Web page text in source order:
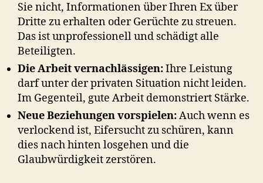
Sie nicht, Informationen über Ihren Ex über
Dritte zu erhalten oder Gerüchte zu streuen.
Das ist unprofessionell und schädigt alle
Beteiligten.
Die Arbeit vernachlässigen:Ihre Leistung
darf unter der privaten Situation nicht leiden.
Im Gegenteil, gute Arbeit demonstriert Stärke.
Neue Beziehungen vorspielen:Auch wenn es
verlockend ist, Eifersucht zu schüren, kann
dies nach hinten losgehen und die
Glaubwürdigkeit zerstören.